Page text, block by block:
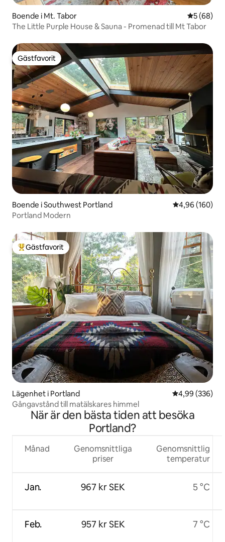
Boende i Mt. Tabor 5 av 5 i
5 (68)
The Little Purple House & Sauna - Promenad till Mt Tabor
Gästfavorit
Gästfavorit
Boende i Southwest Portland 4,96 av 5 i
4,96 (160)
Portland Modern
Populär gästfavorit
Gästfavorit
Lägenhet i Portland 4,99 av 5 i
4,99 (336)
Gångavstånd till matälskares himmel
När är den bästa tiden att besöka
Portland?
Månad
Jan.
Feb.
Genomsnittliga
priser
967 kr SEK
957 kr SEK
Genomsnittlig
temperatur
5 °C
7 °C